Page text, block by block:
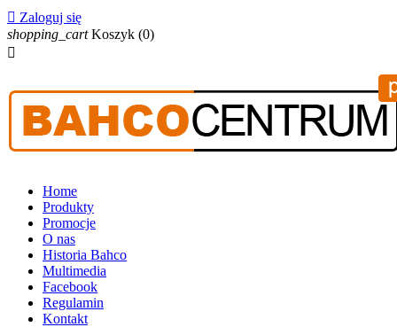
 Zaloguj się
shopping_cart Koszyk (0)

Home
Produkty
Promocje
O nas
Historia Bahco
Multimedia
Facebook
Regulamin
Kontakt